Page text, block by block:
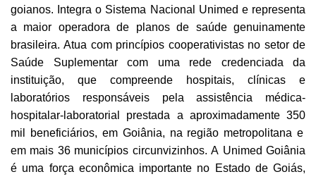
goianos. Integra o Sistema Nacional Unimed e representa
a maior operadora de planos de saúde genuinamente
brasileira. Atua com princípios cooperativistas no setor de
Saúde Suplementar com uma rede credenciada da
instituição, que compreende hospitais, clínicas e
laboratórios responsáveis pela assistência médica-
hospitalar-laboratorial prestada a aproximadamente 350
mil beneficiários, em Goiânia, na região metropolitana e
em mais 36 municípios circunvizinhos. A Unimed Goiânia
é uma força econômica importante no Estado de Goiás,